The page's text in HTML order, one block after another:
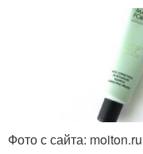
Фото с сайта: moiton.ru